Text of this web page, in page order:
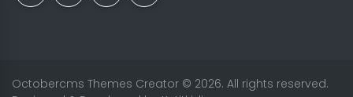
Octobercms Themes Creator © 2026. All rights reserved.